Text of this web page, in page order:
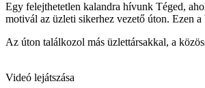
Egy felejthetetlen kalandra hívunk Téged,
motivál az üzleti sikerhez vezető úton. Ezen
Az úton találkozol más üzlettársakkal, a
Videó lejátszása